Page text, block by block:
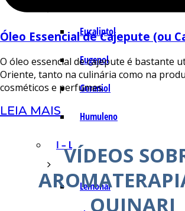
Eucaliptol
Eugenol
Geraniol
Humuleno
I – L
Lemonal
Óleo Essencial de Cajepute (ou
O óleo essencial de cajepute é bastante
Oriente, tanto na culinária como na
cosméticos e perfumes.
LEIA MAIS
VÍDEOS
QUINARI